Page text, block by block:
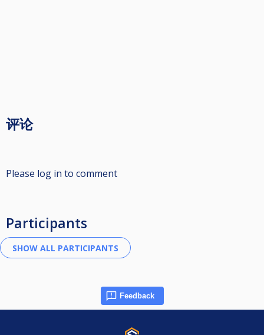
评论
Please log in to comment
Participants
Feedback